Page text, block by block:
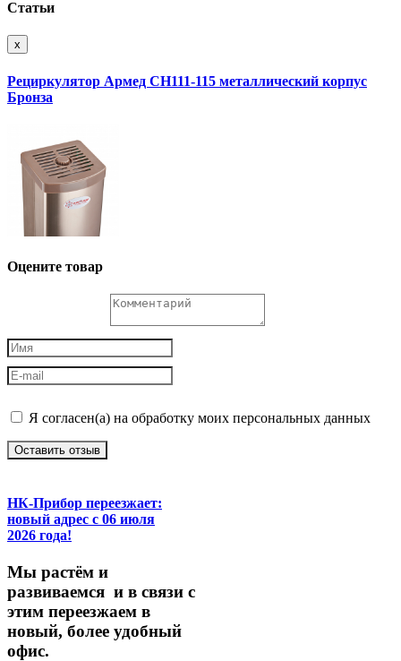
Статьи
x
Рециркулятор Армед СH111-115 металлический корпус
Бронза
Оцените товар
Я согласен(а) на обработку моих персональных данных
Оставить отзыв
НК-Прибор переезжает:
новый адрес с 06 июля
2026 года!
Мы растём и
развиваемся и в связи с
этим переезжаем в
новый, более удобный
офис.